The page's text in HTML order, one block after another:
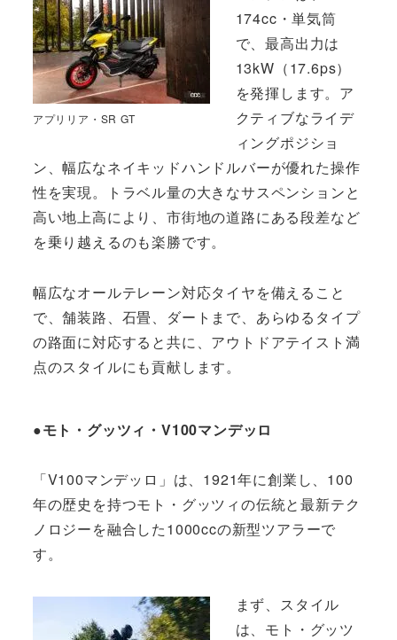
アプリリア・SR GT
174cc・単気筒
で、最高出力は
13kW（17.6ps）
を発揮します。ア
クティブなライデ
ィングポジショ
ン、幅広なネイキッドハンドルバーが優れた操作
性を実現。トラベル量の大きなサスペンションと
高い地上高により、市街地の道路にある段差など
を乗り越えるのも楽勝です。
幅広なオールテレーン対応タイヤを備えること
で、舗装路、石畳、ダートまで、あらゆるタイプ
の路面に対応すると共に、アウトドアテイスト満
点のスタイルにも貢献します。
●モト・グッツィ・V100マンデッロ
「V100マンデッロ」は、1921年に創業し、100
年の歴史を持つモト・グッツィの伝統と最新テク
ノロジーを融合した1000ccの新型ツアラーで
す。
まず、スタイル
は、モト・グッツ